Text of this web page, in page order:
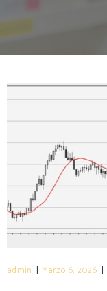
admin | Marzo 6, 2026 |